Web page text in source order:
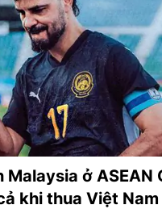
Malaysia ở ASEAN
khi thua Việt